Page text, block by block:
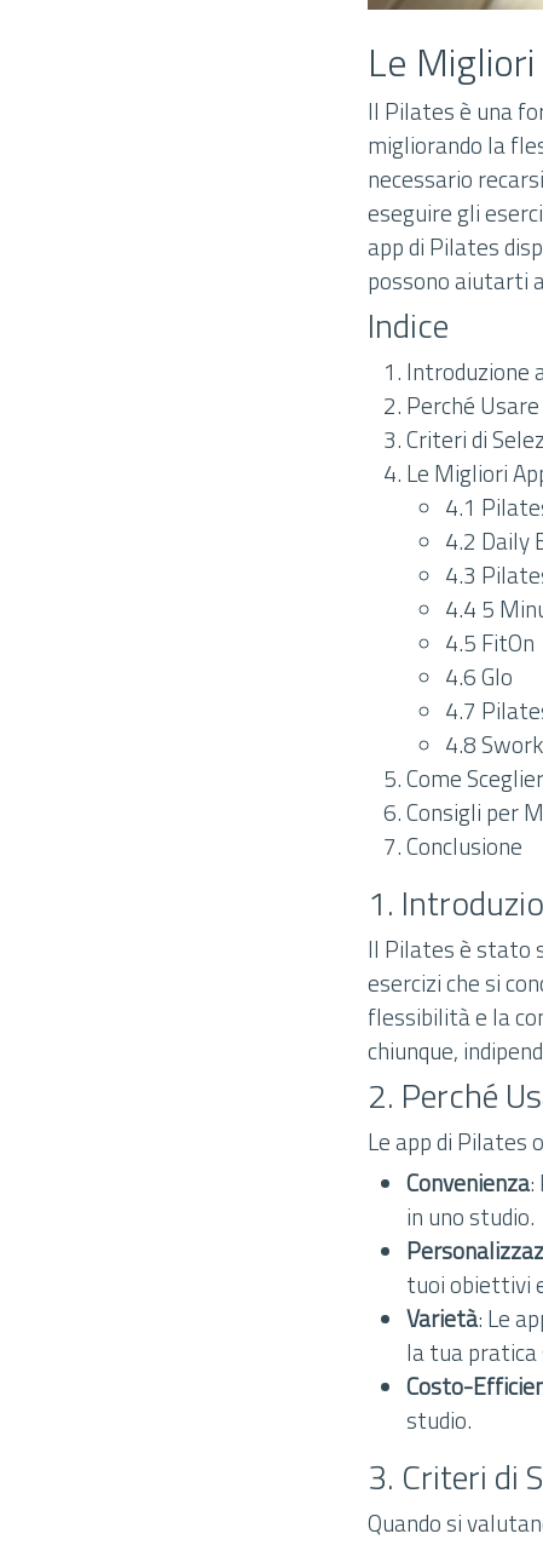
Le
Il Pilates è una
migliorando la
necessario
eseguire gli
app di Pilates
possono aiutarti
Indice
Introduzione
Perché
Criteri di
Le Migliori
4.1
4.2 Daily
4.3
4.4 5
4.5 FitOn
4.6 Glo
4.7
4.8
Come
Consigli per
Conclusione
1.
Il Pilates è stato
esercizi che si
flessibilità e la
chiunque,
2. Perché
Le app di Pilates
Convenienza:
in uno studio.
tuoi obiettivi
Varietà: Le
la tua
Costo-
studio.
3. Criteri di
Quando si